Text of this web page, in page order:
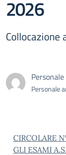
2026
Personale
CIRCOLARE
GLI ESAMI